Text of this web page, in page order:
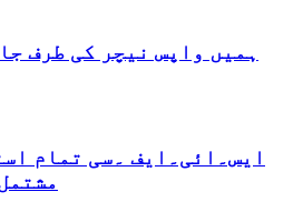
ہمیں واپس نیچر کی طرف
ایس۔ائی۔ایف ۔سی تمام